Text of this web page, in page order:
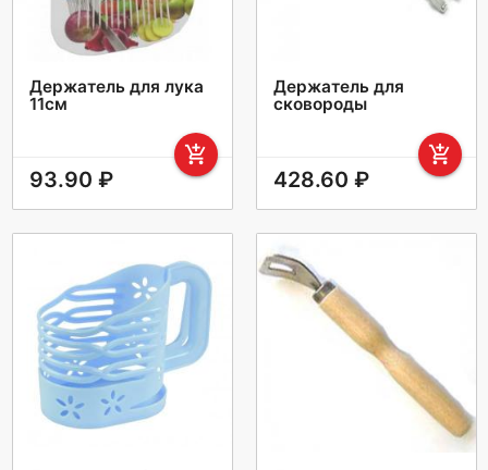
Держатель для лука
11см
add_shopping_cart
93.90 ₽
Держатель для
сковороды
add_shopping_cart
428.60 ₽